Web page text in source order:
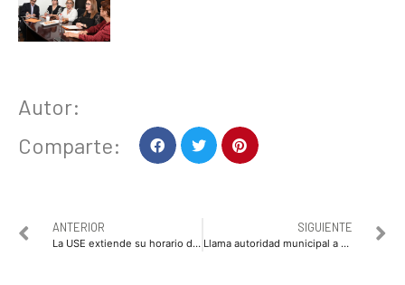
Autor:
Comparte:
ANTERIOR
La USE extiende su horario de Servicio en Culiacán, Los Mochis y Mazatlán
SIGUIENTE
Llama autoridad municipal a mantener la calma y no dejarse engañar con falsos mensajes de alerta por violencia en redes sociales